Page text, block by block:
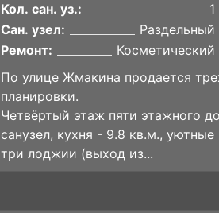
Кол. сан. уз.:
1
Сан. узел:
Раздельный
Ремонт:
Косметический
По улице Жмакина продается
планировки.
Четвёртый этаж пяти этажного
санузел, кухня - 9.8 кв.м.,
три лоджии (выход из...